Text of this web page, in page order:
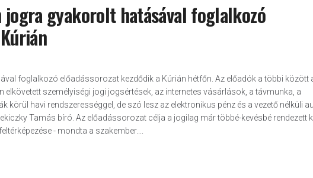
gyakorolt hatásával foglalkozó
foglalkozó előadássorozat kezdődik a Kúrián hétfőn. Az előadók a többi között
elkövetett személyiségi jogi jogsértések, az internetes vásárlások, a távmunka, a
körül havi rendszerességgel, de szó lesz az elektronikus pénz és a vezető nélküli
Tamás bíró. Az előadássorozat célja a jogilag már többé-kevésbé rendezett
- mondta a szakember....